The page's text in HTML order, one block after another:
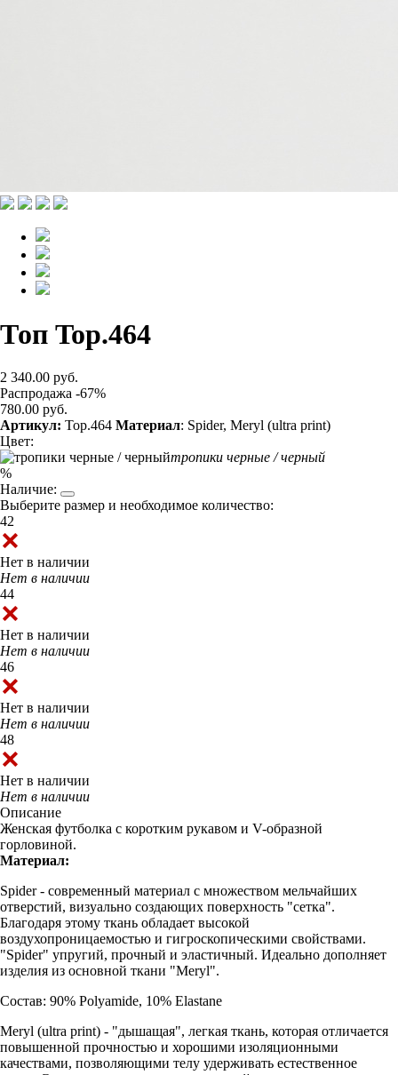
Топ Top.464
2 340.00 руб.
Распродажа -67%
780.00 руб.
Артикул: Top.464 Материал: Spider, Meryl (ultra print)
Цвет:
тропики черные / черный
%
Наличие:
Выберите размер и необходимое количество:
42
Нет в наличии
Нет в наличии
44
Нет в наличии
Нет в наличии
46
Нет в наличии
Нет в наличии
48
Нет в наличии
Нет в наличии
Описание
Женская футболка с коротким рукавом и V-образной
горловиной.
Материал:
Spider - современный материал с множеством мельчайших
отверстий, визуально создающих поверхность "сетка".
Благодаря этому ткань обладает высокой
воздухопроницаемостью и гигроскопическими свойствами.
"Spider" упругий, прочный и эластичный. Идеально дополняет
изделия из основной ткани "Meryl".
Состав: 90% Polyamide, 10% Elastane
Meryl (ultra print) - "дышащая", легкая ткань, которая отличается
повышенной прочностью и хорошими изоляционными
качествами, позволяющими телу удерживать естественное